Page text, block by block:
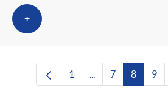
+
Pàgina
1 ...PàginesPàgina
7 Pàgina
8 9